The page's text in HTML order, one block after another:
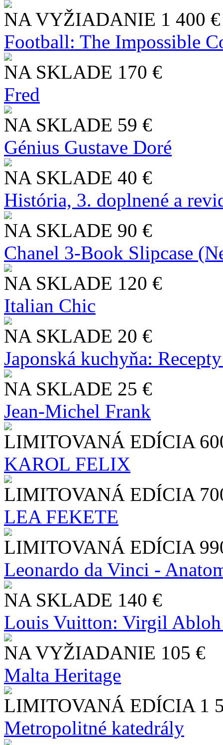
NA VYŽIADANIE 1 400 €
Football: The Impossible
NA SKLADE 170 €
Fred
NA SKLADE 59 €
Génius Gustave Doré
NA SKLADE 40 €
História, 3. doplnené a
NA SKLADE 90 €
Chanel 3-Book Slipcase
NA SKLADE 120 €
Italian Chic
NA SKLADE 20 €
Japonská kuchyňa:
NA SKLADE 25 €
Jean-Michel Frank
LIMITOVANÁ EDÍCIA
KAROL FELIX
LIMITOVANÁ EDÍCIA
LEA FEKETE
LIMITOVANÁ EDÍCIA
Leonardo da Vinci -
NA SKLADE 140 €
Louis Vuitton: Virgil
NA VYŽIADANIE 105 €
Malta Heritage
LIMITOVANÁ EDÍCIA 1
Metropolitné katedrály